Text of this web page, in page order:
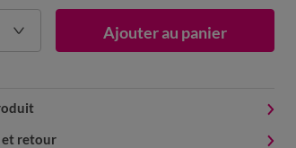
Ajouter au panier
et retour